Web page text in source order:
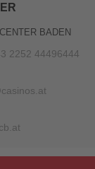
BADEN
2252 44496444